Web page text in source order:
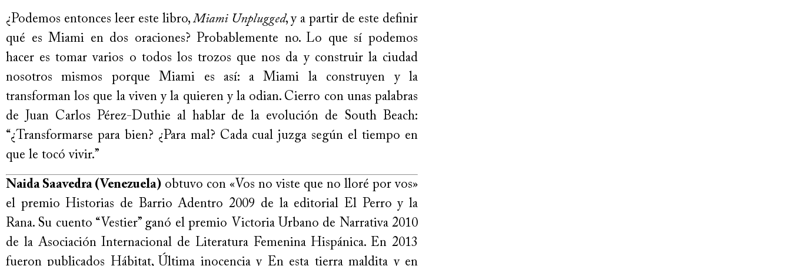
¿Podemos entonces leer este libro,Miami Unplugged, y a partir de este definir
qué es Miami en dos oraciones? Probablemente no. Lo que sí podemos
hacer es tomar varios o todos los trozos que nos da y construir la ciudad
nosotros mismos porque Miami es así: a Miami la construyen y la
transforman los que la viven y la quieren y la odian. Cierro con unas palabras
de Juan Carlos Pérez-Duthie al hablar de la evolución de South Beach:
“¿Transformarse para bien? ¿Para mal? Cada cual juzga según el tiempo en
que le tocó vivir.”
Naida Saavedra (Venezuela) obtuvo con «Vos no viste que no lloré por vos»
el premio Historias de Barrio Adentro 2009 de la editorial El Perro y la
Rana. Su cuento “Vestier” ganó el premio Victoria Urbano de Narrativa 2010
de la Asociación Internacional de Literatura Femenina Hispánica. En 2013
fueron publicados Hábitat, Última inocencia y En esta tierra maldita y en